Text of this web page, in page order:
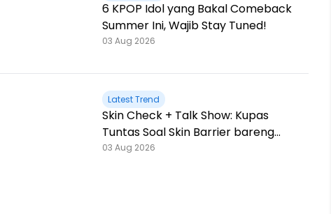
6 KPOP Idol yang Bakal Comeback
Summer Ini, Wajib Stay Tuned!
03 Aug 2026
Latest Trend
Skin Check + Talk Show: Kupas
Tuntas Soal Skin Barrier bareng
Pestlo dan Skintention!
03 Aug 2026